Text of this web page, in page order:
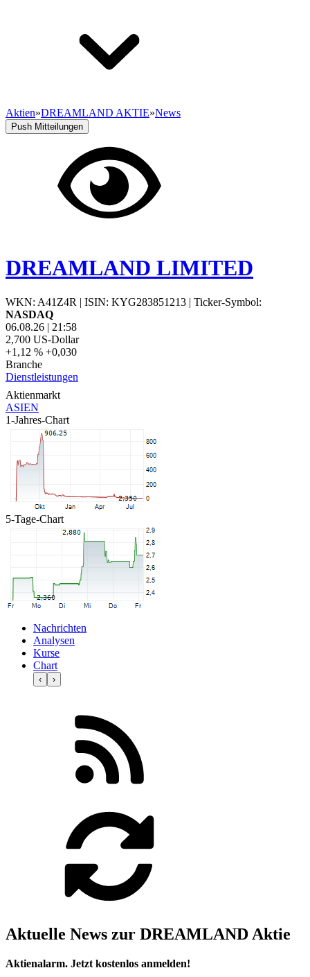
Aktien»DREAMLAND AKTIE»News
Push Mitteilungen
DREAMLAND LIMITED
WKN: A41Z4R | ISIN: KYG283851213 | Ticker-Symbol:
NASDAQ
06.08.26 | 21:58
2,700 US-Dollar
+1,12 % +0,030
Branche
Dienstleistungen
Aktienmarkt
ASIEN
1-Jahres-Chart
5-Tage-Chart
Nachrichten
Analysen
Kurse
Chart
‹ ›
Aktuelle News zur DREAMLAND Aktie
Aktienalarm. Jetzt kostenlos anmelden!